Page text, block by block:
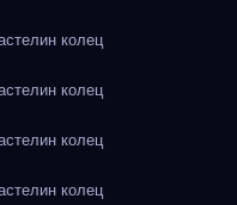
колец
колец
колец
колец